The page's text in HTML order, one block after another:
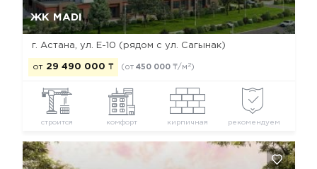
ЖК MADI
г. Астана, ул. Е-10 (рядом с ул. Сагынак)
от 29 490 000 ₸ (от 450 000 ₸/м 2)
строится комфорт кирпичная рекомендуем
Да, удалить Отмена